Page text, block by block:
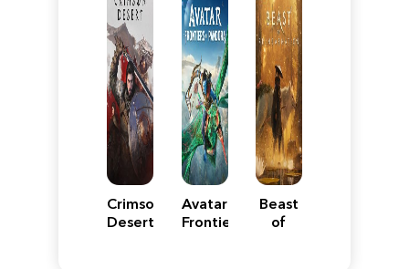
Crimson
Desert
Avatar:
Frontiers
Beast
of